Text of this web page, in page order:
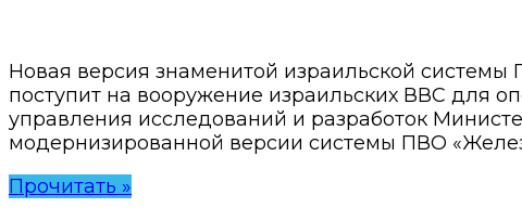
Новая версия знаменитой израильской
поступит на вооружение израильских ВВС для
управления исследований и разработок
модернизированной версии системы ПВО
Прочитать »